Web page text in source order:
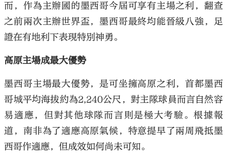
而，作為主辦國的墨西哥今屆可享有主場之利，翻查
之前兩次主辦世界盃，墨西哥最終均能晉級八強，足
證在有地利下表現特別神勇。
高原主場成最大優勢
墨西哥主場最大優勢，是可坐擁高原之利，首都墨西
哥城平均海拔約為2,240公尺，對主隊球員而言自然容
易適應，但對其他球隊而言則是極大考驗。根據報
道，南非為了適應高原氣候，特意提早了兩周飛抵墨
西哥作適應，但成效如何尚未可知。